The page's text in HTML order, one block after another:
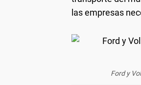
las empresas
Ford y